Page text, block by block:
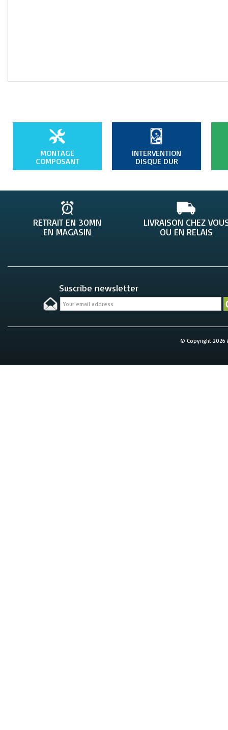
MONTAGE
COMPOSANT
INTERVENTION
DISQUE DUR
RETRAIT EN 30MN
EN MAGASIN
LIVRAISON CHEZ
OU EN RELAIS
Suscribe newsletter
© Copyright 2026